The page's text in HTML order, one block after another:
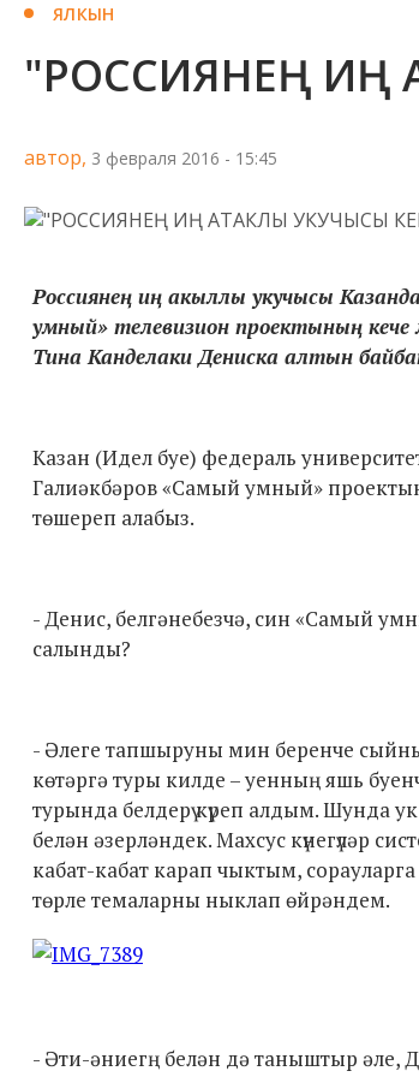
ЯЛКЫН
"РОССИЯНЕҢ ИҢ
автор, 3 февраля 2016 - 15:45
Россиянең иң акыллы укучысы
умный» телевизион проектының
Тина Канделаки Дениска алтын
Казан (Идел буе) федераль
Галиәкбәров «Самый умный»
төшереп алабыз.
- Денис, белгәнебезчә, син «Самый
салынды?
- Әлеге тапшыруны мин беренче
көтәргә туры килде – уенның яшь
турында белдерү күреп алдым. Шунда
белән әзерләндек. Махсус күнегүләр
кабат-кабат карап чыктым,
төрле темаларны ныклап өйрәндем.
- Әти-әниегң белән дә таныштыр әле,